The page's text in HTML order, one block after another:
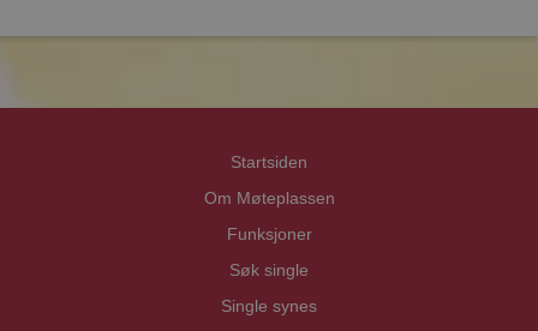
Startsiden
Om Møteplassen
Funksjoner
Søk single
Single synes